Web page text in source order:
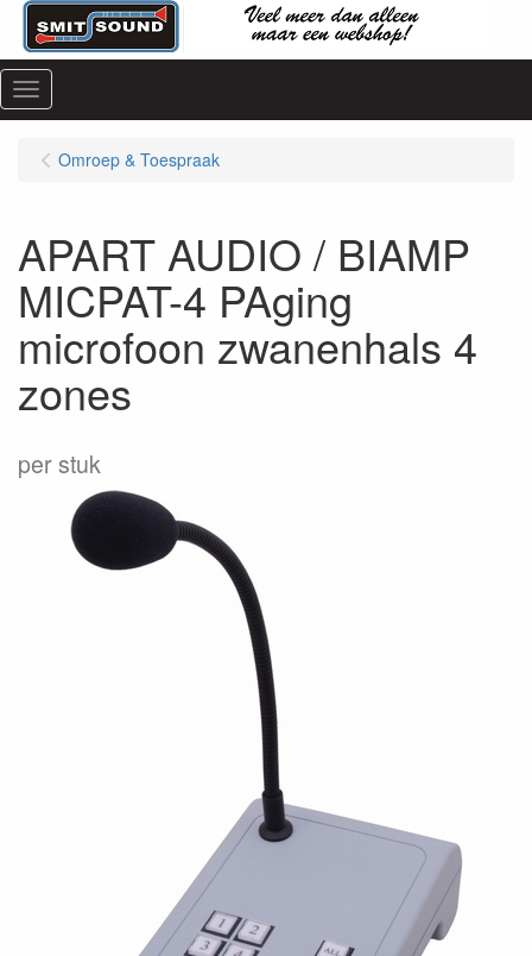
Menu
Omroep & Toespraak
APART AUDIO / BIAMP
MICPAT-4 PAging
microfoon zwanenhals 4
zones
per stuk